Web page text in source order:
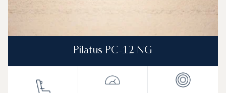
Pilatus PC-12 NG